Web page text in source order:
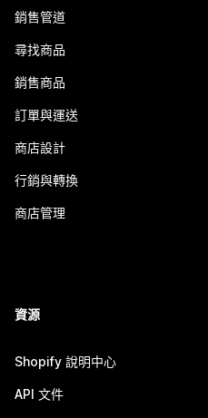
銷售管道
尋找商品
銷售商品
訂單與運送
商店設計
行銷與轉換
商店管理
資源
Shopify 說明中心
API 文件